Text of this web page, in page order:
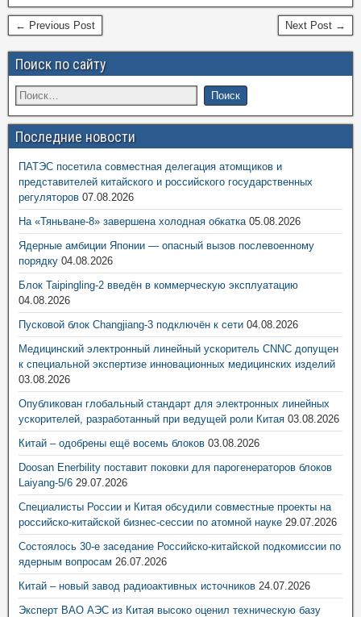
← Previous Post Next Post →
Поиск по сайту
Последние новости
ПАТЭС посетила совместная делегация атомщиков и
представителей китайского и российского государственных
регуляторов 07.08.2026
На «Тяньване-8» завершена холодная обкатка 05.08.2026
Ядерные амбиции Японии — опасный вызов послевоенному
порядку 04.08.2026
Блок Taipingling-2 введён в коммерческую эксплуатацию
04.08.2026
Пусковой блок Changjiang-3 подключён к сети 04.08.2026
Медицинский электронный линейный ускоритель CNNC допущен
к специальной экспертизе инновационных медицинских изделий
03.08.2026
Опубликован глобальный стандарт для электронных линейных
ускорителей, разработанный при ведущей роли Китая 03.08.2026
Китай – одобрены ещё восемь блоков 03.08.2026
Doosan Enerbility поставит поковки для парогенераторов блоков
Laiyang-5/6 29.07.2026
Специалисты России и Китая обсудили совместные проекты на
российско-китайской бизнес-сессии по атомной науке 29.07.2026
Состоялось 30-е заседание Российско-китайской подкомиссии по
ядерным вопросам 26.07.2026
Китай – новый завод радиоактивных источников 24.07.2026
Эксперт ВАО АЭС из Китая высоко оценил техническую базу